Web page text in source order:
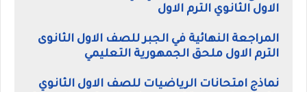
الاول الثانوي الترم الاول
المراجعة النهائية في الجبر للصف الاول الثانوى
الترم الاول ملحق الجمهورية التعليمي
نماذج امتحانات الرياضيات للصف الاول الثانوي